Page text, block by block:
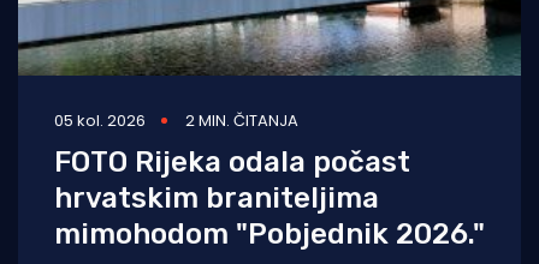
05 kol. 2026 2 MIN. ČITANJA
FOTO Rijeka odala počast
hrvatskim braniteljima
mimohodom "Pobjednik 2026."